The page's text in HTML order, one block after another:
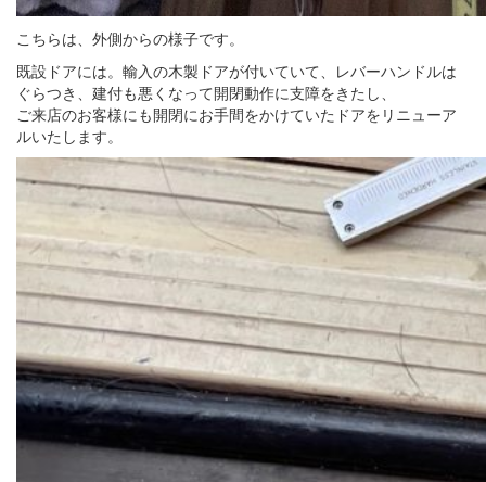
こちらは、外側からの様子です。
既設ドアには。輸入の木製ドアが付いていて、レバーハンドルは
ぐらつき、建付も悪くなって開閉動作に支障をきたし、
ご来店のお客様にも開閉にお手間をかけていたドアをリニューア
ルいたします。